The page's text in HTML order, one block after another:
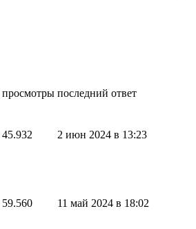
просмотры последний ответ
45.932 2 июн 2024 в 13:23
59.560 11 май 2024 в 18:02